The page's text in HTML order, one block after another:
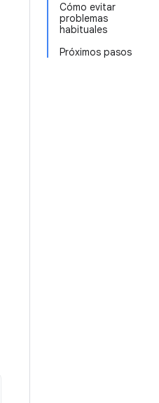
Cómo evitar
problemas
habituales
Próximos pasos